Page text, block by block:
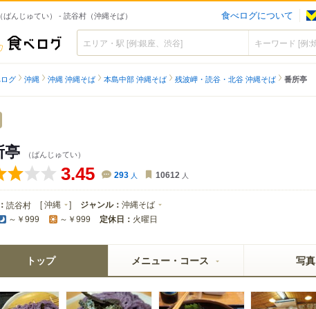
ばんじゅてい） - 読谷村（沖縄そば） 食べログについて
食べログ
グ 沖縄 沖縄 沖縄そば 本島中部 沖縄そば 残波岬・読谷・北谷 沖縄そば 番所亭
亭 （ばんじゅてい）
3.45 293 人 10612 人
読谷村 [沖縄 ] ジャンル： 沖縄そば
～￥999 ～￥999 定休日： 火曜日
トップ メニュー・コース 写真